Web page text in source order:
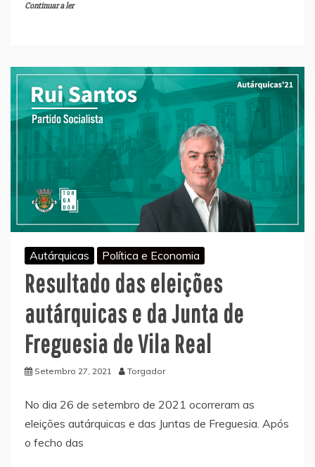
Continuar a ler
Autárquicas Política e Economia
Resultado das eleições
autárquicas e da Junta de
Freguesia de Vila Real
Setembro 27, 2021 Torgador
No dia 26 de setembro de 2021 ocorreram as
eleições autárquicas e das Juntas de Freguesia. Após
o fecho das